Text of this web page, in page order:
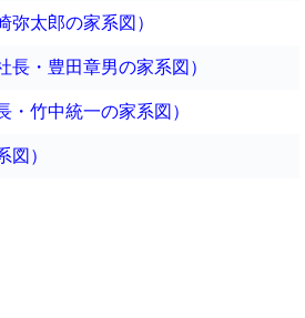
弥太郎の家系図）
長・豊田章男の家系図）
・竹中統一の家系図）
図）